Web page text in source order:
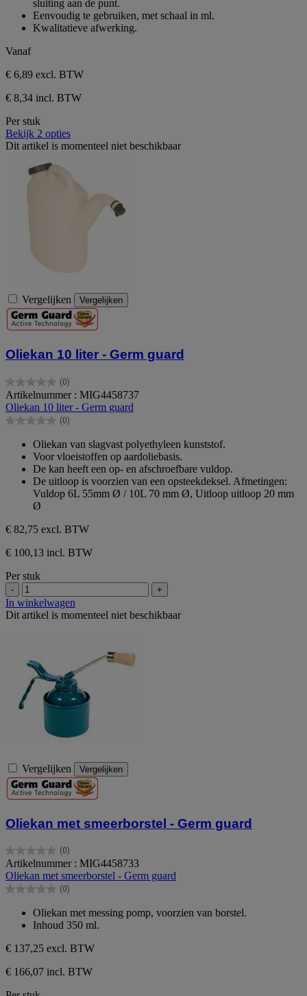
sterren.
sluiting aan de punt.
Eenvoudig te gebruiken, met schaal in ml.
Kwalitatieve afwerking.
Vanaf
€ 6,89 excl. BTW
€ 8,34 incl. BTW
Per stuk
Bekijk 2 opties
Dit artikel is momenteel niet beschikbaar
Vergelijken Vergelijken
Oliekan 10 liter - Germ guard
(0)
0.0
van
de
5
Artikelnummer : MIG4458737
Oliekan 10 liter - Germ guard
(0)
0.0
sterren.
Oliekan van slagvast polyethyleen kunststof.
Voor vloeistoffen op aardoliebasis.
De kan heeft een op- en afschroefbare vuldop.
De uitloop is voorzien van een opsteekdeksel. Afmetingen:
Vuldop 6L 55mm Ø / 10L 70 mm Ø, Uitloop uitloop 20 mm
Ø
€ 82,75 excl. BTW
€ 100,13 incl. BTW
Per stuk
- +
In winkelwagen
Dit artikel is momenteel niet beschikbaar
Vergelijken Vergelijken
Oliekan met smeerborstel - Germ guard
(0)
0.0
van
de
5
Artikelnummer : MIG4458733
Oliekan met smeerborstel - Germ guard
(0)
0.0
sterren.
Oliekan met messing pomp, voorzien van borstel.
Inhoud 350 ml.
€ 137,25 excl. BTW
€ 166,07 incl. BTW